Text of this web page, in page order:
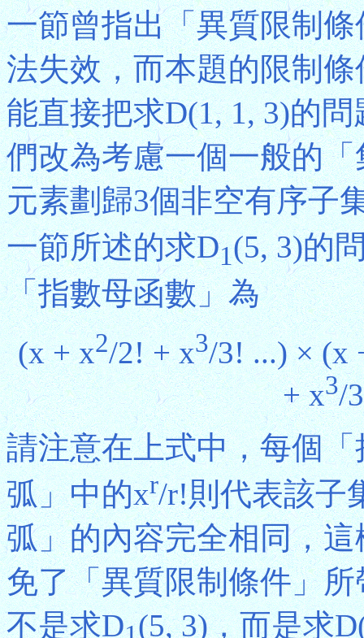
一節曾指出「異質限制
法失效，而本題的限制
能直接把求D(1, 1, 3)的
們改為考慮一個一般的
元素劃歸3個非空有序子
一節所述的求D1(5, 3)的
「指數母函數」為
(x + x2/2! + x3/3! ...) × (x
+ x3/
請注意在上式中，每個
弧」中的xr/r!則代表該子
弧」的內容完全相同，
免了「異質限制條件」
不是求D (5, 3)，而是求